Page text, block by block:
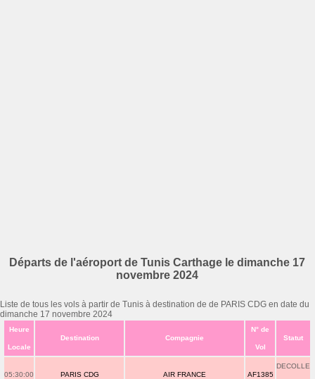
Départs de l'aéroport de Tunis Carthage le dimanche 17
novembre 2024
Liste de tous les vols à partir de Tunis à destination de de PARIS CDG en date du
dimanche 17 novembre 2024
Heure
Locale
Destination Compagnie
N° de
Vol
Statut
05:30:00 PARIS CDG AIR FRANCE AF1385
DECOLLE